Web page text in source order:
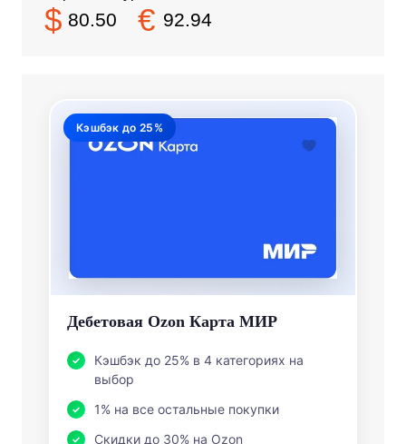
$ 80.50 € 92.94
Кэшбэк до 25%
Дебетовая Ozon Карта МИР
Кэшбэк до 25% в 4 категориях на
выбор
1% на все остальные покупки
Скидки до 30% на Ozon